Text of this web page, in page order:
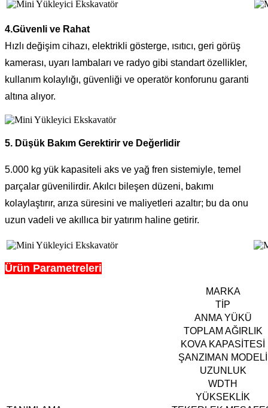
4.Güvenli ve Rahat
Hızlı değişim cihazı, elektrikli gösterge, ısıtıcı, geri görüş
kamerası, uyarı lambaları ve radyo gibi standart özellikler,
kullanım kolaylığı, güvenliği ve operatör konforunu garanti
altına alıyor.
5. Düşük Bakım Gerektirir ve Değerlidir
5.000 kg yük kapasiteli aks ve yağ fren sistemiyle, temel
parçalar güvenilirdir. Akılcı bileşen düzeni, bakımı
kolaylaştırır, arıza süresini ve maliyetleri azaltır; bu da onu
uzun vadeli ve akıllıca bir yatırım haline getirir.
Ürün Parametreleri
MARKA
TİP
ANMA YÜKÜ
TOPLAM AĞIRLIK
KOVA KAPASİTESİ
ŞANZIMAN MODELİ
UZUNLUK
WDTH
YÜKSEKLİK